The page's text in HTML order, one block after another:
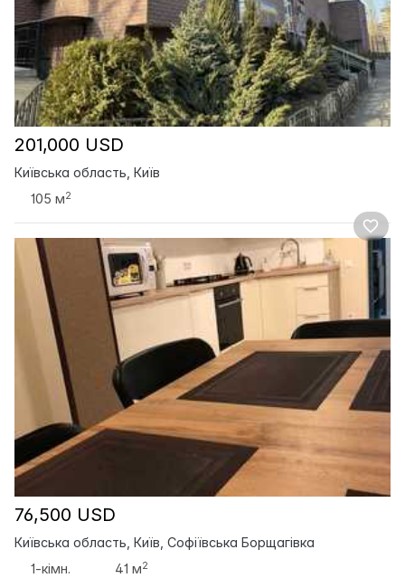
201,000 USD
Київська область, Київ
105 м2
76,500 USD
Київська область, Київ, Софіївська Борщагівка
1-кімн.
41 м2